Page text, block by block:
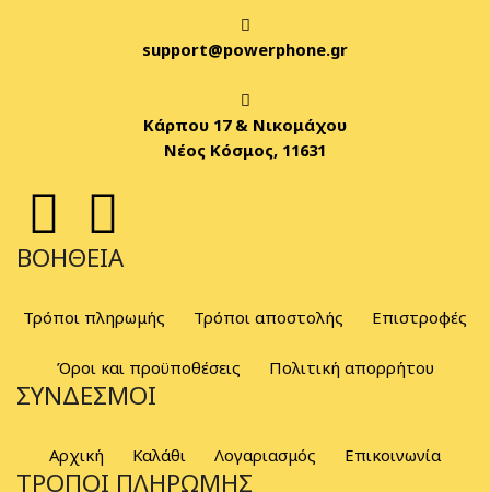
support@powerphone.gr
Κάρπου 17 & Νικομάχου
Νέος Κόσμος, 11631
ΒΟΉΘΕΙΑ
Τρόποι πληρωμής Τρόποι αποστολής Επιστροφές
Όροι και προϋποθέσεις Πολιτική απορρήτου
ΣΎΝΔΕΣΜΟΙ
Αρχική Καλάθι Λογαριασμός Επικοινωνία
ΤΡΌΠΟΙ ΠΛΗΡΩΜΉΣ